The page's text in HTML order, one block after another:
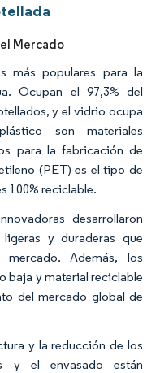
Mercado
más populares para la
Ocupan el 97,3% del
y el vidrio ocupa
son materiales
para la fabricación de
(PET) es el tipo de
100% reciclable.
desarrollaron
y duraderas que
Además, los
baja y material reciclable
del mercado global de
y la reducción de los
y el envasado están